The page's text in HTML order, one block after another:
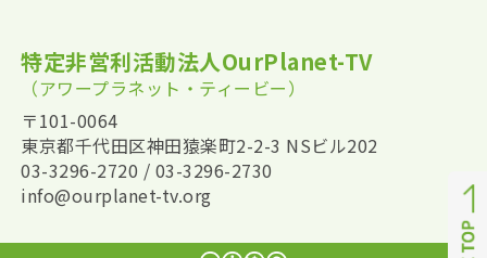
特定非営利活動法人OurPlanet-TV
（アワープラネット・ティービー）
〒101-0064
東京都千代田区神田猿楽町2-2-3 NSビル202
03-3296-2720 / 03-3296-2730
info@ourplanet-tv.org